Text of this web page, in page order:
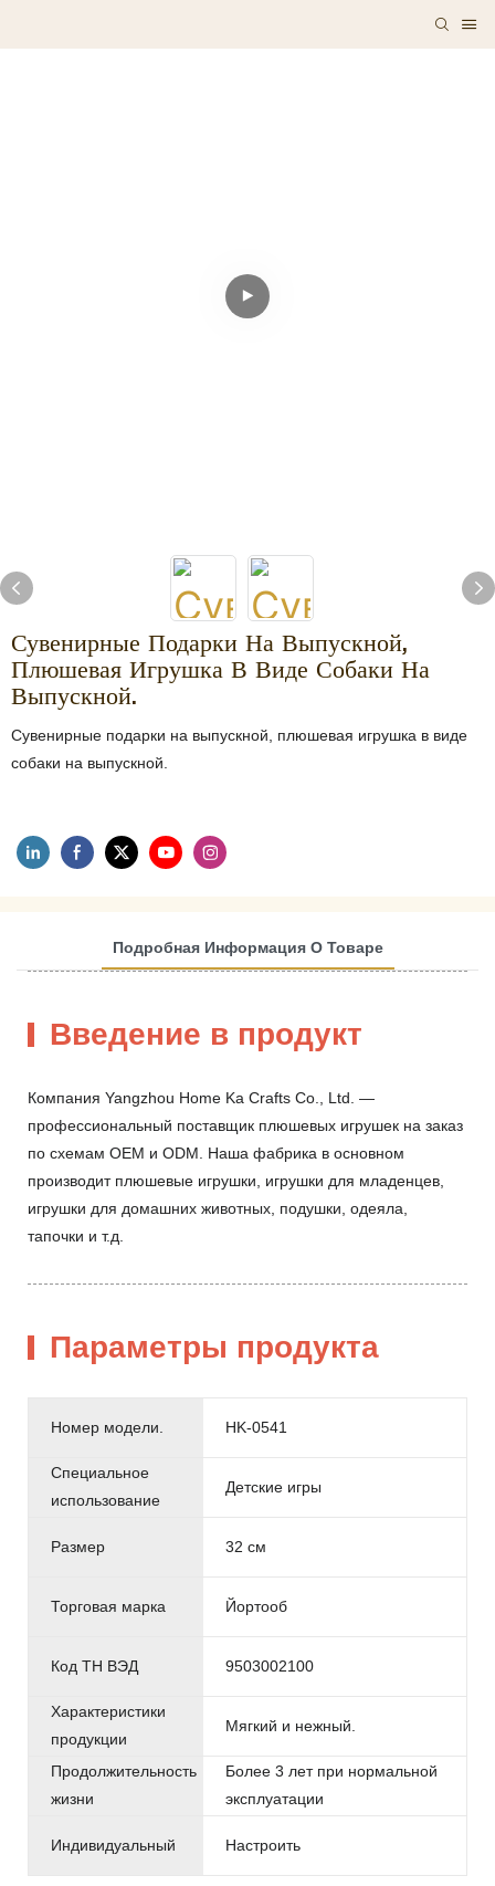
Сувенирные Подарки На Выпускной,
Плюшевая Игрушка В Виде Собаки На
Выпускной.
Сувенирные подарки на выпускной, плюшевая игрушка в виде
собаки на выпускной.
Подробная Информация О Товаре
Введение в продукт
Компания Yangzhou Home Ka Crafts Co., Ltd. —
профессиональный поставщик плюшевых игрушек на заказ
по схемам OEM и ODM. Наша фабрика в основном
производит плюшевые игрушки, игрушки для младенцев,
игрушки для домашних животных, подушки, одеяла,
тапочки и т.д.
Параметры продукта
Номер модели. HK-0541
Специальное
использование
Детские игры
Размер 32 см
Торговая марка Йортооб
Код ТН ВЭД 9503002100
Характеристики
продукции
Мягкий и нежный.
Продолжительность
жизни
Более 3 лет при нормальной
эксплуатации
Индивидуальный Настроить